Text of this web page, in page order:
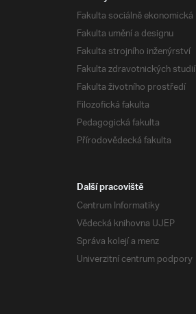
Fakulta sociálně ekonomická
Fakulta umění a designu
Fakulta strojního inženýrství
Fakulta zdravotnických studií
Fakulta životního prostředí
Filozofická fakulta
Pedagogická fakulta
Přírodovědecká fakulta
Další pracoviště
Centrum Informatiky
Vědecká knihovna UJEP
Správa kolejí a menz
Univerzitní centrum podpory